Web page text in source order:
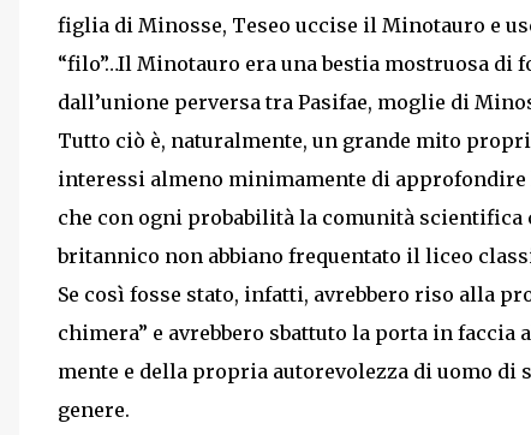
figlia di Minosse, Teseo uccise il Minotauro e
“filo”…Il Minotauro era una bestia mostruosa
dall’unione perversa tra Pasifae, moglie di
Tutto ciò è, naturalmente, un grande mito
interessi almeno minimamente di approfondire
che con ogni probabilità la comunità
britannico non abbiano frequentato il liceo
Se così fosse stato, infatti, avrebbero riso alla
chimera” e avrebbero sbattuto la porta in
mente e della propria autorevolezza di uomo di
genere.